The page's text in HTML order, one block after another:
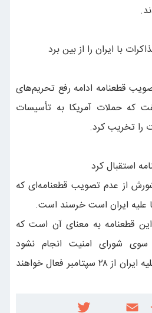
با ایران را از بین برد
قطعنامه ادامه رفع تحریم‌های
که حملات آمریکا به تأسیسات
را تخریب کرد.
استقبال کرد
از عدم تصویب قطعنامه‌ای که
علیه ایران است خرسند است.
قطعنامه به معنای آن است که
سوی شورای امنیت انجام نشود
تحریم‌های شورای امنیت علیه ایران از ۲۸ سپتامبر فعال خواهند
T E